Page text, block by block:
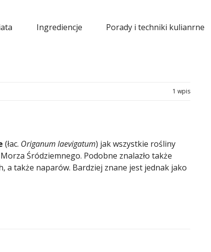
Ingrediencje Porady i techniki kulianrne
1 wpis
(łac. Origanum laevigatum) jak wszystkie rośliny
Śródziemnego. Podobne znalazło także
a także naparów. Bardziej znane jest jednak jako